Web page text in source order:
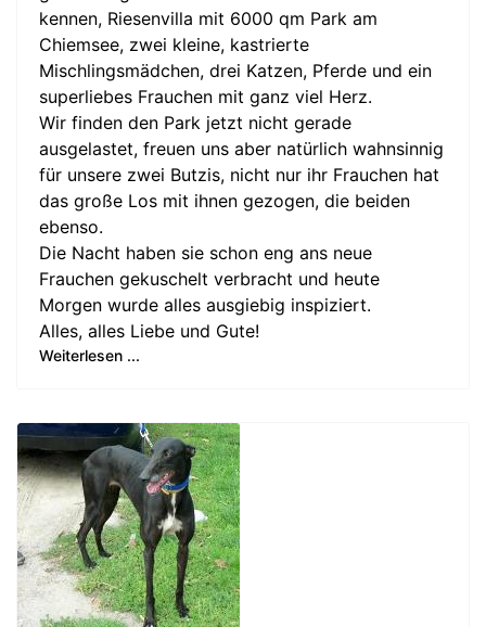
kennen, Riesenvilla mit 6000 qm Park am
Chiemsee, zwei kleine, kastrierte
Mischlingsmädchen, drei Katzen, Pferde und ein
superliebes Frauchen mit ganz viel Herz.
Wir finden den Park jetzt nicht gerade
ausgelastet, freuen uns aber natürlich wahnsinnig
für unsere zwei Butzis, nicht nur ihr Frauchen hat
das große Los mit ihnen gezogen, die beiden
ebenso.
Die Nacht haben sie schon eng ans neue
Frauchen gekuschelt verbracht und heute
Morgen wurde alles ausgiebig inspiziert.
Alles, alles Liebe und Gute!
Weiterlesen ...